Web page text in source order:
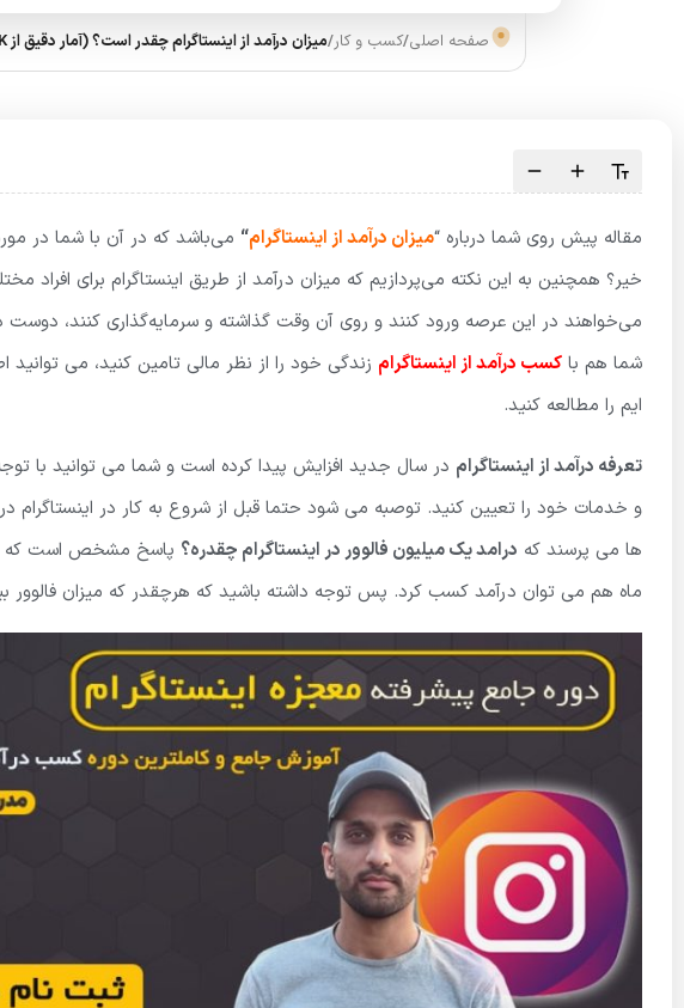
صفحه اصلی/کسب و کار/میزان درآمد از اینستاگرام چقدر است؟ (آمار دقیق از 1K تا 10m)
مقاله پیش روی شما درباره “میزان درآمد از اینستاگرام“ می‌باشد که در آن با شما در
خیر؟ همچنین به این نکته می‌پردازیم که میزان درآمد از طریق اینستاگرام برای
می‌خواهند در این عرصه ورود کنند و روی آن وقت گذاشته و سرمایه‌گذاری کنند، دوست
شما هم با کسب درآمد از اینستاگرام زندگی خود را از نظر مالی تامین کنید، می توانید
ایم را مطالعه کنید.
تعرفه درآمد از اینستاگرام در سال جدید افزایش پیدا کرده است و شما می توانید با
و خدمات خود را تعیین کنید. توصبه می شود حتما قبل از شروع به کار در اینستاگرام
ها می پرسند که درامد یک میلیون فالوور در اینستاگرام چقدره؟ پاسخ مشخص است که اگر
ماه هم می توان درآمد کسب کرد. پس توجه داشته باشید که هرچقدر که میزان فالوور